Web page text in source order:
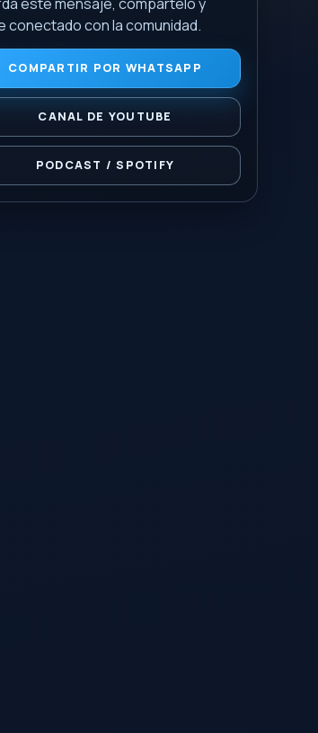
conectado con la comunidad.
COMPARTIR POR WHATSAPP
CANAL DE YOUTUBE
PODCAST / SPOTIFY